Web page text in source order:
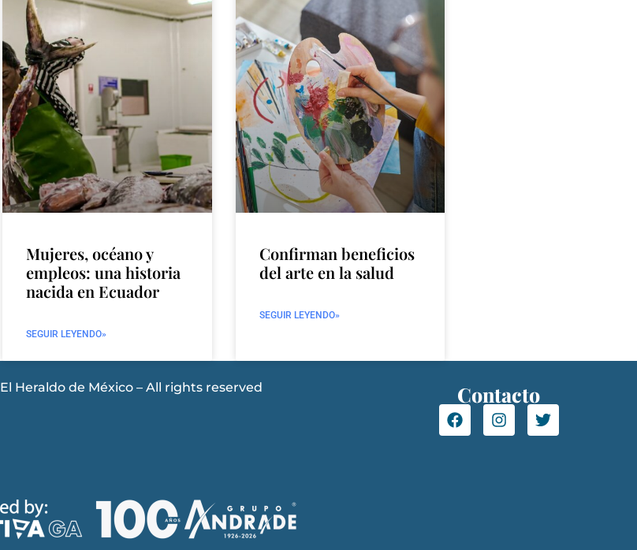
Mujeres, océano y
empleos: una historia
nacida en Ecuador
SEGUIR LEYENDO»
Confirman beneficios
del arte en la salud
SEGUIR LEYENDO»
Heraldo de México – All rights reserved Contacto